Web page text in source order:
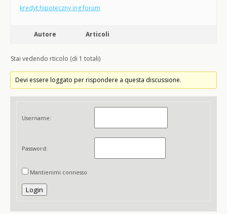
kredyt hipoteczny ing forum
Autore Articoli
Stai vedendo rticolo (di 1 totali)
Devi essere loggato per rispondere a questa discussione.
Username:
Password:
Mantienimi connesso
Login